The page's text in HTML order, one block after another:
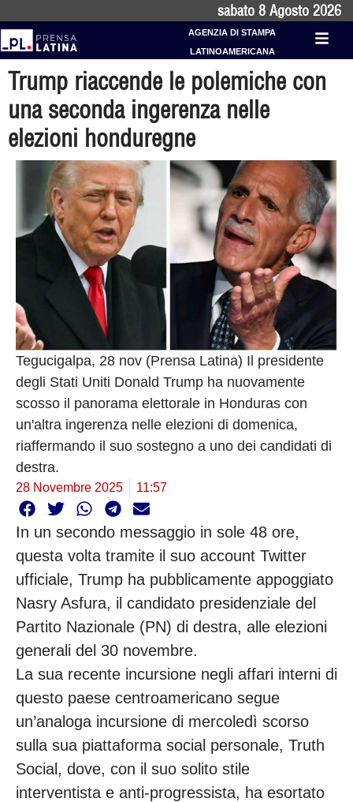
sabato 8 Agosto 2026
AGENZIA DI STAMPA
LATINOAMERICANA
Trump riaccende le polemiche con
una seconda ingerenza nelle
elezioni honduregne
Tegucigalpa, 28 nov (Prensa Latina) Il presidente
degli Stati Uniti Donald Trump ha nuovamente
scosso il panorama elettorale in Honduras con
un'altra ingerenza nelle elezioni di domenica,
riaffermando il suo sostegno a uno dei candidati di
destra.
28 Novembre 2025 11:57
In un secondo messaggio in sole 48 ore,
questa volta tramite il suo account Twitter
ufficiale, Trump ha pubblicamente appoggiato
Nasry Asfura, il candidato presidenziale del
Partito Nazionale (PN) di destra, alle elezioni
generali del 30 novembre.
La sua recente incursione negli affari interni di
questo paese centroamericano segue
un’analoga incursione di mercoledì scorso
sulla sua piattaforma social personale, Truth
Social, dove, con il suo solito stile
interventista e anti-progressista, ha esortato